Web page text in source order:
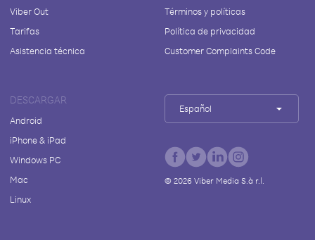
Viber Out
Tarifas
Asistencia técnica
Términos y políticas
Política de privacidad
Customer Complaints Code
DESCARGAR
Android
iPhone & iPad
Windows PC
Mac
Linux
Español
© 2026Viber Media S.à r.l.